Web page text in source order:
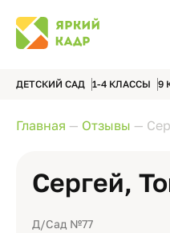
ДЕТСКИЙ САД 1-4 КЛАССЫ 9
Главная — Отзывы —
Сергей,
Д/Сад №77